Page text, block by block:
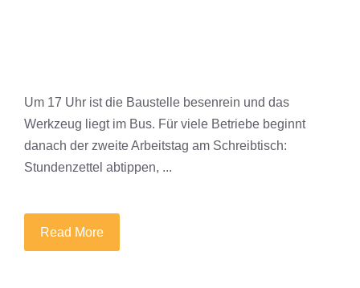
Um 17 Uhr ist die Baustelle besenrein und das
Werkzeug liegt im Bus. Für viele Betriebe beginnt
danach der zweite Arbeitstag am Schreibtisch:
Stundenzettel abtippen, ...
Read More